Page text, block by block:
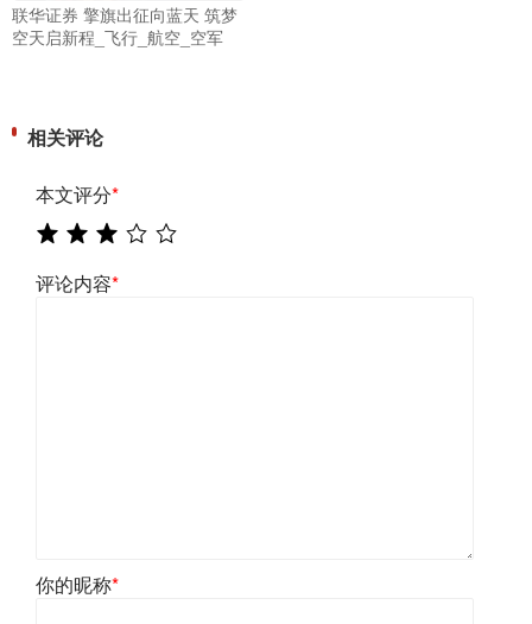
联华证券 擎旗出征向蓝天 筑梦
空天启新程_飞行_航空_空军
相关评论
本文评分*
评论内容*
你的昵称*